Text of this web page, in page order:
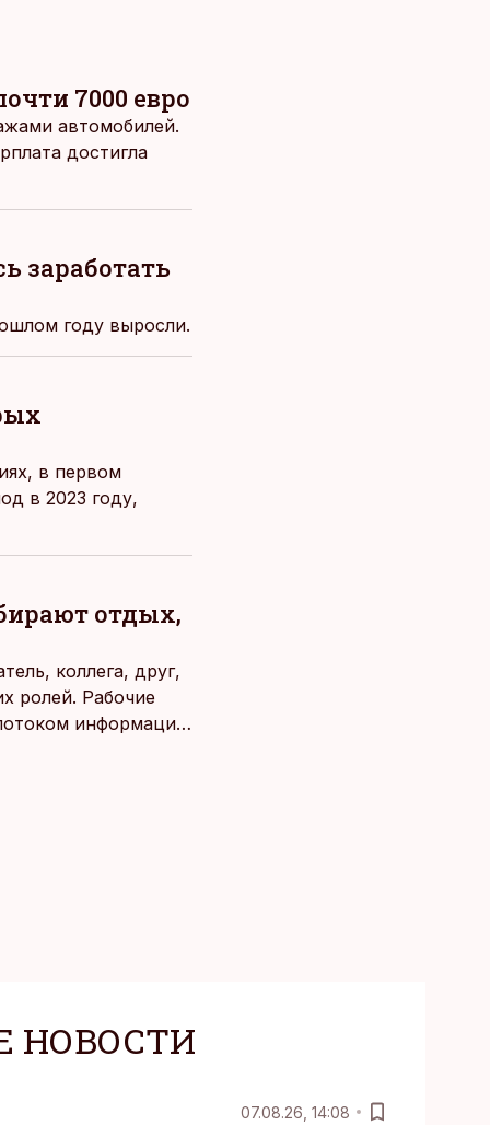
7000 евро
автомобилей.
достигла
заработать
году выросли.
в первом
в 2023 году,
отдых,
коллега, друг,
ролей. Рабочие
информации,
НОВОСТИ
07.08.26, 14:08